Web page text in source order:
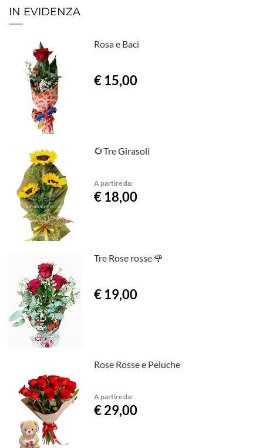
IN EVIDENZA
Rosa e Baci
€ 15,00
🌻Tre Girasoli
A partire da:
€ 18,00
Tre Rose rosse 🌹
€ 19,00
Rose Rosse e Peluche
A partire da:
€ 29,00